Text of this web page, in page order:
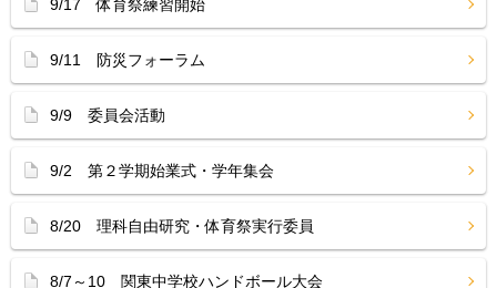
9/17 体育祭練習開始
9/11 防災フォーラム
9/9 委員会活動
9/2 第２学期始業式・学年集会
8/20 理科自由研究・体育祭実行委員
8/7～10 関東中学校ハンドボール大会